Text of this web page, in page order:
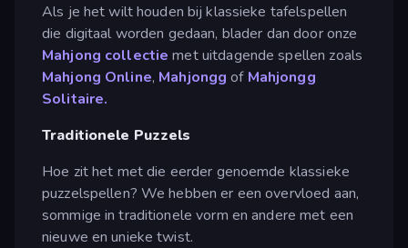
Als je het wilt houden bij klassieke tafelspellen
die digitaal worden gedaan, blader dan door onze
Mahjong collectie met uitdagende spellen zoals
Mahjong Online, Mahjongg of Mahjongg
Solitaire.
Traditionele Puzzels
Hoe zit het met die eerder genoemde klassieke
puzzelspellen? We hebben er een overvloed aan,
sommige in traditionele vorm en andere met een
nieuwe en unieke twist.